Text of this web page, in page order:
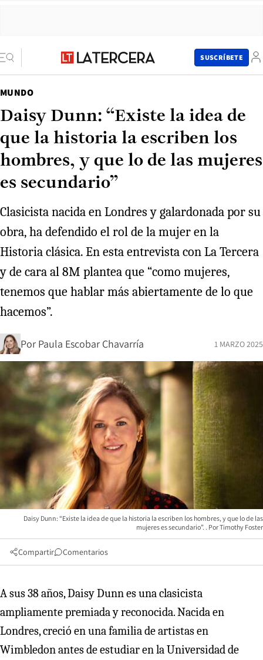
SUSCRÍBETE
MUNDO
Daisy Dunn: “Existe la idea de
que la historia la escriben los
hombres, y que lo de las mujeres
es secundario”
Clasicista nacida en Londres y galardonada por su
obra, ha defendido el rol de la mujer en la
Historia clásica. En esta entrevista con La Tercera
y de cara al 8M plantea que “como mujeres,
tenemos que hablar más abiertamente de lo que
hacemos”.
Por Paula Escobar Chavarría 1 MARZO 2025
Daisy Dunn: “Existe la idea de que la historia la escriben los hombres, y que lo de las
mujeres es secundario”.
Timothy Foster
Compartir Comentarios
A sus 38 años, Daisy Dunn es una clasicista
ampliamente premiada y reconocida. Nacida en
Londres, creció en una familia de artistas en
Wimbledon antes de estudiar en la Universidad de